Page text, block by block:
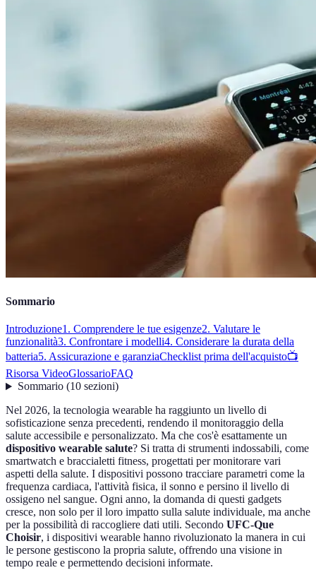
Sommario
Introduzione1. Comprendere le tue esigenze2. Valutare le
funzionalità3. Confrontare i modelli4. Considerare la durata della
batteria5. Assicurazione e garanziaChecklist prima dell'acquisto📺
Risorsa VideoGlossarioFAQ
Sommario(10 sezioni)
Nel 2026, la tecnologia wearable ha raggiunto un livello di
sofisticazione senza precedenti, rendendo il monitoraggio della
salute accessibile e personalizzato. Ma che cos'è esattamente un
dispositivo wearable salute? Si tratta di strumenti indossabili, come
smartwatch e braccialetti fitness, progettati per monitorare vari
aspetti della salute. I dispositivi possono tracciare parametri come la
frequenza cardiaca, l'attività fisica, il sonno e persino il livello di
ossigeno nel sangue. Ogni anno, la domanda di questi gadgets
cresce, non solo per il loro impatto sulla salute individuale, ma anche
per la possibilità di raccogliere dati utili. Secondo UFC-Que
Choisir, i dispositivi wearable hanno rivoluzionato la manera in cui
le persone gestiscono la propria salute, offrendo una visione in
tempo reale e permettendo decisioni informate.